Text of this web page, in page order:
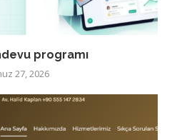
programı
27, 2026